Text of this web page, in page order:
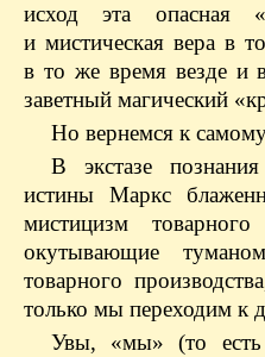
исход эта опасная
и мистическая вера в
в то же время везде и
заветный магический
Но вернемся к
В экстазе
истины Маркс
мистицизм
окутывающие
товарного
только мы переходим к
Увы, «мы» (то есть